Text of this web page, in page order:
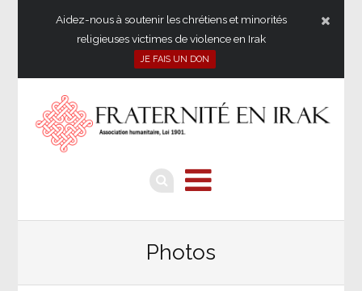
Aidez-nous à soutenir les chrétiens et minorités
religieuses victimes de violence en Irak
JE FAIS UN DON
Photos